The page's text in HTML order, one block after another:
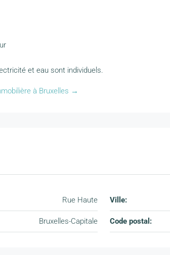
et eau sont individuels.
à Bruxelles →
Rue Haute Ville:
Bruxelles-Capitale Code postal: